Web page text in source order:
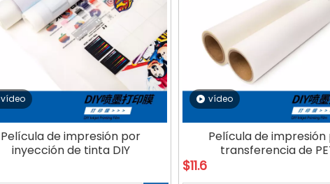
vídeo
Película de impresión por
inyección de tinta DIY
vídeo
Película de impresión
transferencia de
$11.6